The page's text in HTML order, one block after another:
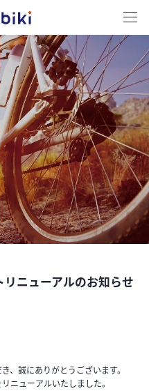
ニューアルのお知らせ
、誠にありがとうございます。
ニューアルいたしました。